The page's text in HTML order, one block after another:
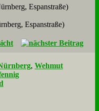
Es­pan­stra­ße)
, Wehmut